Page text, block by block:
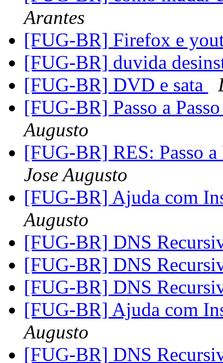
Arantes
[FUG-BR] Firefox e
[FUG-BR] duvida
[FUG-BR] DVD e sata
[FUG-BR] Passo a
Augusto
[FUG-BR] RES: Passo
Jose Augusto
[FUG-BR] Ajuda com
Augusto
[FUG-BR] DNS
[FUG-BR] DNS
[FUG-BR] DNS
[FUG-BR] Ajuda com
Augusto
[FUG-BR] DNS